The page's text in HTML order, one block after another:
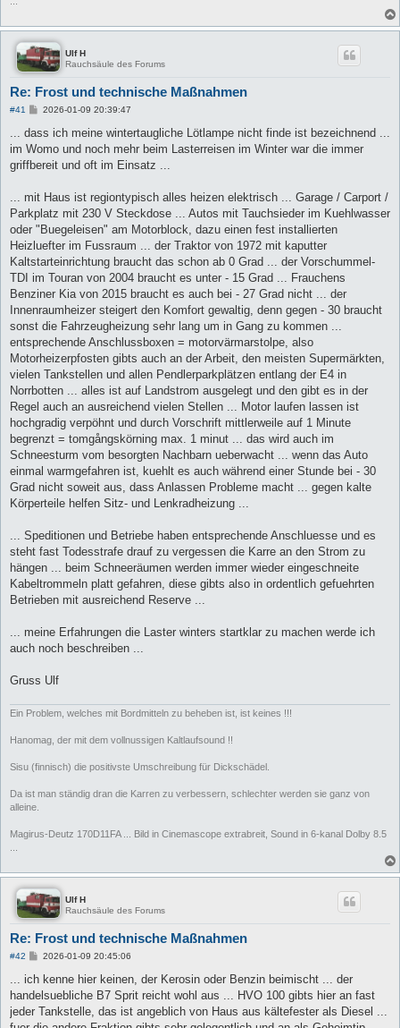
Ulf H
Rauchsäule des Forums
Re: Frost und technische Maßnahmen
#41
B
i
r
a
2026-01-09 20:39:47
... dass ich meine wintertaugliche Lötlampe nicht finde ist bezeichnend ...
im Womo und noch mehr beim Lasterreisen im Winter war die immer
griffbereit und oft im Einsatz ...
... mit Haus ist regiontypisch alles heizen elektrisch ... Garage / Carport /
Parkplatz mit 230 V Steckdose ... Autos mit Tauchsieder im Kuehlwasser
oder "Buegeleisen" am Motorblock, dazu einen fest installierten
Heizluefter im Fussraum ... der Traktor von 1972 mit kaputter
Kaltstarteinrichtung braucht das schon ab 0 Grad ... der Vorschummel-
TDI im Touran von 2004 braucht es unter - 15 Grad ... Frauchens
Benziner Kia von 2015 braucht es auch bei - 27 Grad nicht ... der
Innenraumheizer steigert den Komfort gewaltig, denn gegen - 30 braucht
sonst die Fahrzeugheizung sehr lang um in Gang zu kommen ...
entsprechende Anschlussboxen = motorvärmarstolpe, also
Motorheizerpfosten gibts auch an der Arbeit, den meisten Supermärkten,
vielen Tankstellen und allen Pendlerparkplätzen entlang der E4 in
Norrbotten ... alles ist auf Landstrom ausgelegt und den gibt es in der
Regel auch an ausreichend vielen Stellen ... Motor laufen lassen ist
hochgradig verpöhnt und durch Vorschrift mittlerweile auf 1 Minute
begrenzt = tomgångskörning max. 1 minut ... das wird auch im
Schneesturm vom besorgten Nachbarn ueberwacht ... wenn das Auto
einmal warmgefahren ist, kuehlt es auch während einer Stunde bei - 30
Grad nicht soweit aus, dass Anlassen Probleme macht ... gegen kalte
Körperteile helfen Sitz- und Lenkradheizung ...
... Speditionen und Betriebe haben entsprechende Anschluesse und es
steht fast Todesstrafe drauf zu vergessen die Karre an den Strom zu
hängen ... beim Schneeräumen werden immer wieder eingeschneite
Kabeltrommeln platt gefahren, diese gibts also in ordentlich gefuehrten
Betrieben mit ausreichend Reserve ...
... meine Erfahrungen die Laster winters startklar zu machen werde ich
auch noch beschreiben ...
Gruss Ulf
Ein Problem, welches mit Bordmitteln zu beheben ist, ist keines !!!
Hanomag, der mit dem vollnussigen Kaltlaufsound !!
Sisu (finnisch) die positivste Umschreibung für Dickschädel.
Da ist man ständig dran die Karren zu verbessern, schlechter werden sie ganz von
alleine.
Magirus-Deutz 170D11FA ... Bild in Cinemascope extrabreit, Sound in 6-kanal Dolby 8.5
Ulf H
Rauchsäule des Forums
Re: Frost und technische Maßnahmen
#42
B
i
r
a
2026-01-09 20:45:06
... ich kenne hier keinen, der Kerosin oder Benzin beimischt ... der
handelsuebliche B7 Sprit reicht wohl aus ... HVO 100 gibts hier an fast
jeder Tankstelle, das ist angeblich von Haus aus kältefester als Diesel ...